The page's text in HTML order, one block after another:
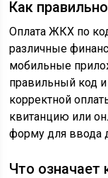
Как
Оплата ЖКХ по
различные
мобильные
правильный код
корректной
квитанцию или
форму для ввода
Что означает